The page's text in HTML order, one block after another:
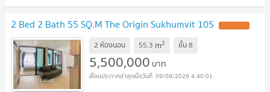
2 Bed 2 Bath 55 SQ.M The Origin Sukhumvit 105
2 ห้องนอน 55.3 m2 ชั้น8
5,500,000 บาท
09/08/2026 4:40:01